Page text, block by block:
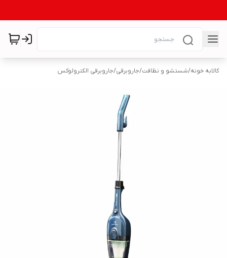
کالابه خونه/شستشو و نظافت/جاروبرقی/جاروبرقی الکترولوکس